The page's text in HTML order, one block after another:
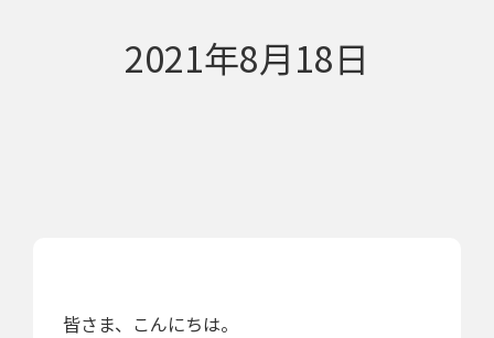
2021年8月18日
皆さま、こんにちは。